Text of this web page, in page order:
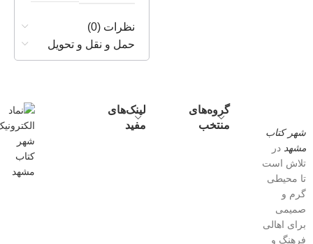
نظرات (0)
حمل و نقل و تحویل
شهر کتاب
مشهد در
تلاش است
تا محیطی
گرم و
صمیمی
برای اهالی
فرهنگ و
گروه‌های
منتخب
لینک‌های
مفید